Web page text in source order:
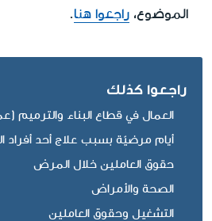
الموضوع، راجعوا هنا.
راجعوا كذلك
العمال في قطاع البناء والترميم
أيام مرضيّة بسبب علاج أحد أفراد
حقوق العاملين خلال المرض
الصحة والأمراض
التشغيل وحقوق العاملين